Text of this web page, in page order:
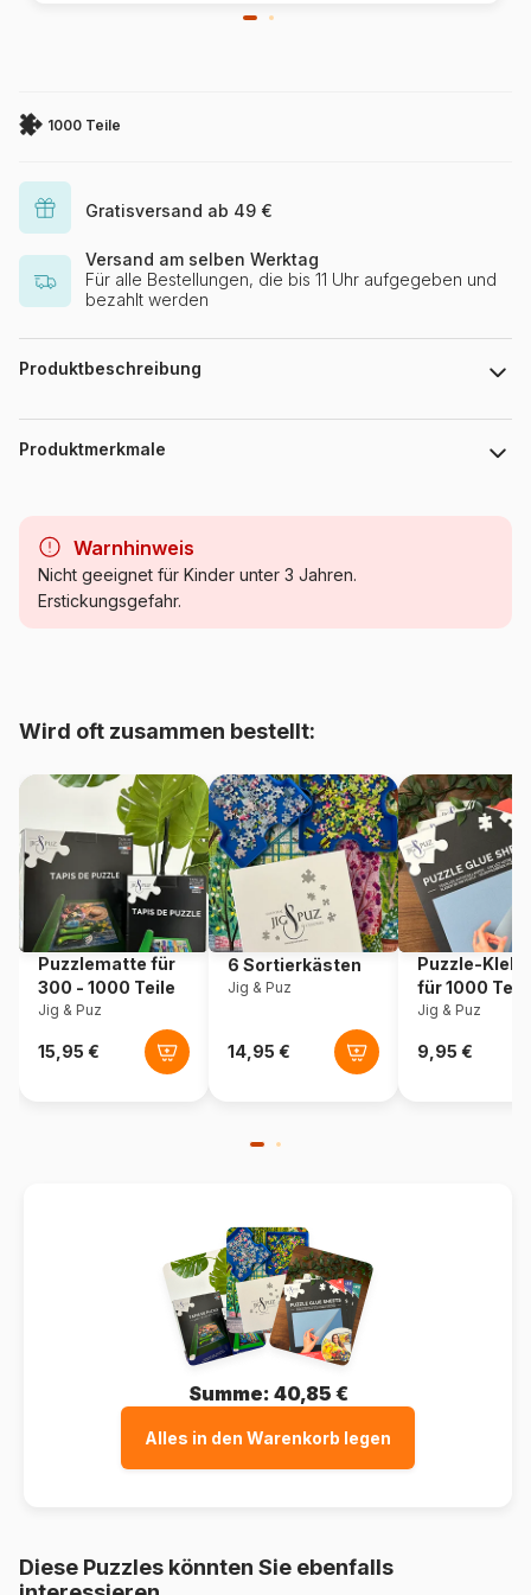
1000 Teile
Gratisversand ab 49 €
Versand am selben Werktag
Für alle Bestellungen, die bis 11 Uhr aufgegeben und
bezahlt werden
Produktbeschreibung
Art Poulin
Produktmerkmale
Kategorie Puzzle Städte und Dörfer
Artikelnummer Master-Pieces-71824
EAN 705988718243
Teileanzahl 1000 Teile
Maße 48 x 67 cm
Warnhinweis
Nicht geeignet für Kinder unter 3 Jahren.
Erstickungsgefahr.
Wird oft zusammen bestellt:
Puzzlematte für
300 - 1000 Teile
Jig & Puz
6 Sortierkästen
Jig & Puz
Puzzle-
für 1000
Jig & Puz
Summe: 40,85 €
Alles in den Warenkorb legen
Diese Puzzles könnten Sie ebenfalls